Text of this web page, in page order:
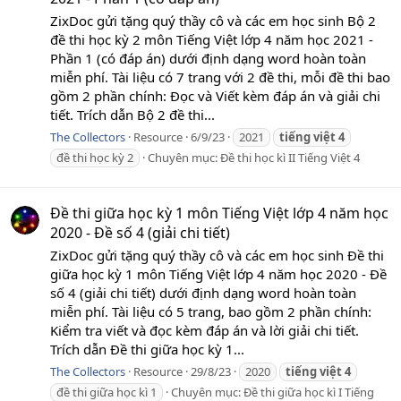
ZixDoc gửi tặng quý thầy cô và các em học sinh Bộ 2
đề thi học kỳ 2 môn Tiếng Việt lớp 4 năm học 2021 -
Phần 1 (có đáp án) dưới định dạng word hoàn toàn
miễn phí. Tài liệu có 7 trang với 2 đề thi, mỗi đề thi bao
gồm 2 phần chính: Đọc và Viết kèm đáp án và giải chi
tiết. Trích dẫn Bộ 2 đề thi...
The Collectors Resource 6/9/23 2021 tiếngviệt4
đề thi học kỳ 2
Chuyên mục:Đề thi học kì II Tiếng Việt 4
Đề thi giữa học kỳ 1 môn Tiếng Việt lớp 4 năm học
2020 - Đề số 4 (giải chi tiết)
ZixDoc gửi tặng quý thầy cô và các em học sinh Đề thi
giữa học kỳ 1 môn Tiếng Việt lớp 4 năm học 2020 - Đề
số 4 (giải chi tiết) dưới định dạng word hoàn toàn
miễn phí. Tài liệu có 5 trang, bao gồm 2 phần chính:
Kiểm tra viết và đọc kèm đáp án và lời giải chi tiết.
Trích dẫn Đề thi giữa học kỳ 1...
The Collectors Resource 29/8/23 2020 tiếngviệt4
đề thi giữa học kì 1
Chuyên mục:Đề thi giữa học kì I Tiếng